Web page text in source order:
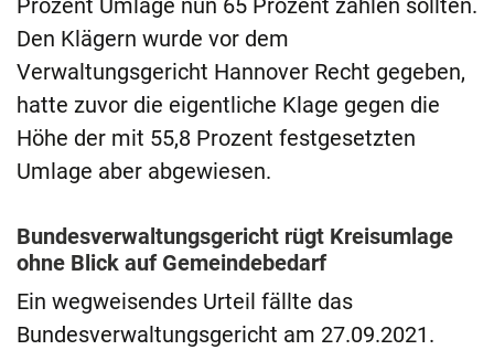
Prozent Umlage nun 65 Prozent zahlen sollten.
Den Klägern wurde vor dem
Verwaltungsgericht Hannover Recht gegeben,
hatte zuvor die eigentliche Klage gegen die
Höhe der mit 55,8 Prozent festgesetzten
Umlage aber abgewiesen.
Bundesverwaltungsgericht rügt Kreisumlage
ohne Blick auf Gemeindebedarf
Ein wegweisendes Urteil fällte das
Bundesverwaltungsgericht am 27.09.2021.